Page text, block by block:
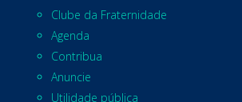
Clube da Fraternidade
Agenda
Contribua
Anuncie
Utilidade pública